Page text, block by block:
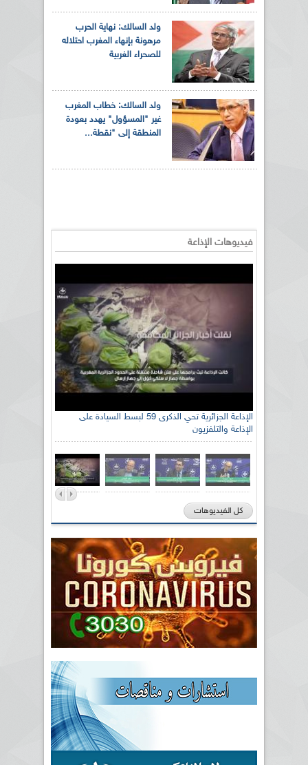
ولد السالك: نهاية الحرب
مرهونة بإنهاء المغرب احتلاله
للصحراء الغربية
ولد السالك: خطاب المغرب
غير "المسؤول" يهدد بعودة
المنطقة إلى "نقطة...
فيديوهات الإذاعة
الإذاعة الجزائرية تحي الذكرى 59 لبسط السيادة على
الإذاعة والتلفزيون
كل الفيديوهات